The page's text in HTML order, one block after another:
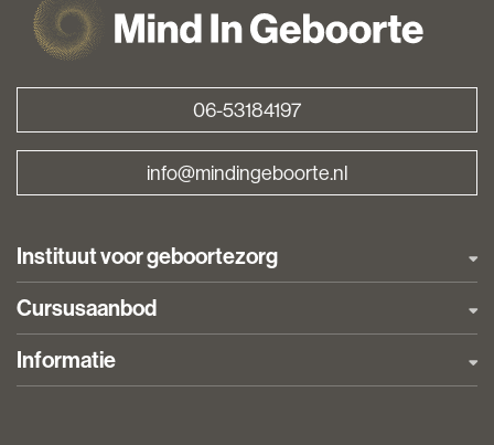
06-53184197
info@mindingeboorte.nl
Navigation
Instituut voor geboortezorg
Cursusaanbod
Informatie